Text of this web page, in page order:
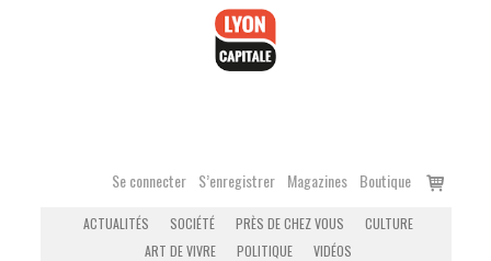
Se connecter S’enregistrer Magazines Boutique
Voir
ACTUALITÉS SOCIÉTÉ PRÈS DE CHEZ VOUS
CULTURE
ART DE VIVRE
POLITIQUE VIDÉOS